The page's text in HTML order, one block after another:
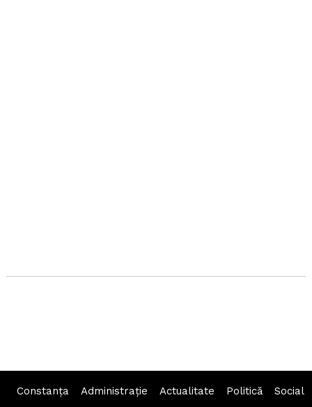
Constanța Administraţie Actualitate Politică
Social